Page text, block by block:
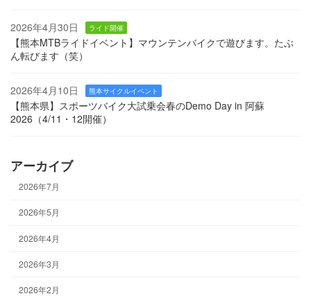
2026年4月30日 ライド開催
【熊本MTBライドイベント】マウンテンバイクで遊びます。たぶ
ん転びます（笑）
2026年4月10日 熊本サイクルイベント
【熊本県】スポーツバイク大試乗会春のDemo Day in 阿蘇
2026（4/11・12開催）
アーカイブ
2026年7月
2026年5月
2026年4月
2026年3月
2026年2月